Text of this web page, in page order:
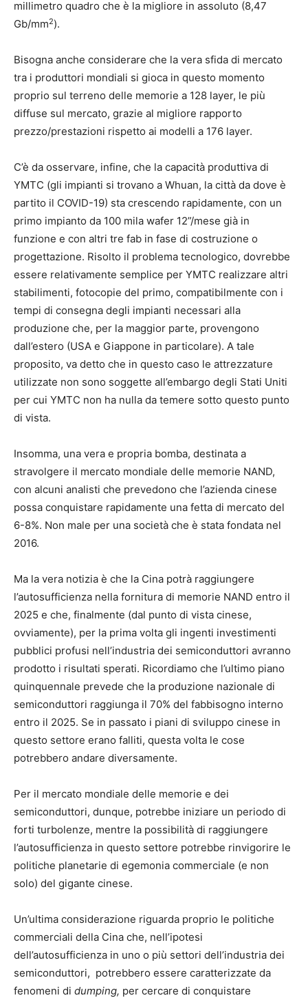
millimetro quadro che è la migliore in assoluto (8,47
Gb/mm2).
Bisogna anche considerare che la vera sfida di mercato
tra i produttori mondiali si gioca in questo momento
proprio sul terreno delle memorie a 128 layer, le più
diffuse sul mercato, grazie al migliore rapporto
prezzo/prestazioni rispetto ai modelli a 176 layer.
C’è da osservare, infine, che la capacità produttiva di
YMTC (gli impianti si trovano a Whuan, la città da dove è
partito il COVID-19) sta crescendo rapidamente, con un
primo impianto da 100 mila wafer 12”/mese già in
funzione e con altri tre fab in fase di costruzione o
progettazione. Risolto il problema tecnologico, dovrebbe
essere relativamente semplice per YMTC realizzare altri
stabilimenti, fotocopie del primo, compatibilmente con i
tempi di consegna degli impianti necessari alla
produzione che, per la maggior parte, provengono
dall’estero (USA e Giappone in particolare). A tale
proposito, va detto che in questo caso le attrezzature
utilizzate non sono soggette all’embargo degli Stati Uniti
per cui YMTC non ha nulla da temere sotto questo punto
di vista.
Insomma, una vera e propria bomba, destinata a
stravolgere il mercato mondiale delle memorie NAND,
con alcuni analisti che prevedono che l’azienda cinese
possa conquistare rapidamente una fetta di mercato del
6-8%. Non male per una società che è stata fondata nel
2016.
Ma la vera notizia è che la Cina potrà raggiungere
l’autosufficienza nella fornitura di memorie NAND entro il
2025 e che, finalmente (dal punto di vista cinese,
ovviamente), per la prima volta gli ingenti investimenti
pubblici profusi nell’industria dei semiconduttori avranno
prodotto i risultati sperati. Ricordiamo che l’ultimo piano
quinquennale prevede che la produzione nazionale di
semiconduttori raggiunga il 70% del fabbisogno interno
entro il 2025. Se in passato i piani di sviluppo cinese in
questo settore erano falliti, questa volta le cose
potrebbero andare diversamente.
Per il mercato mondiale delle memorie e dei
semiconduttori, dunque, potrebbe iniziare un periodo di
forti turbolenze, mentre la possibilità di raggiungere
l’autosufficienza in questo settore potrebbe rinvigorire le
politiche planetarie di egemonia commerciale (e non
solo) del gigante cinese.
Un’ultima considerazione riguarda proprio le politiche
commerciali della Cina che, nell’ipotesi
dell’autosufficienza in uno o più settori dell’industria dei
semiconduttori, potrebbero essere caratterizzate da
fenomeni di dumping, per cercare di conquistare